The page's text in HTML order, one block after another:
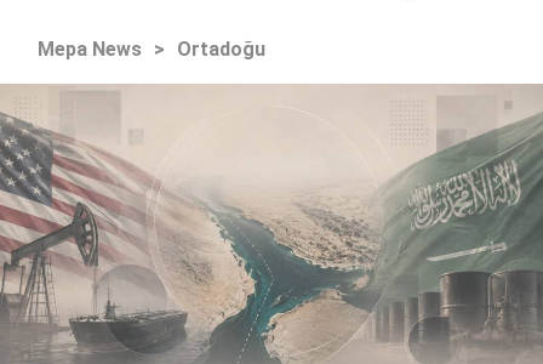
Mepa News > Ortadoğu